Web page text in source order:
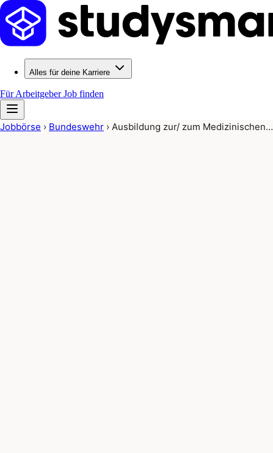
Alles für deine Karriere
Für ArbeitgeberJob finden
Jobbörse › Bundeswehr › Ausbildung zur/ zum Medizinischen…